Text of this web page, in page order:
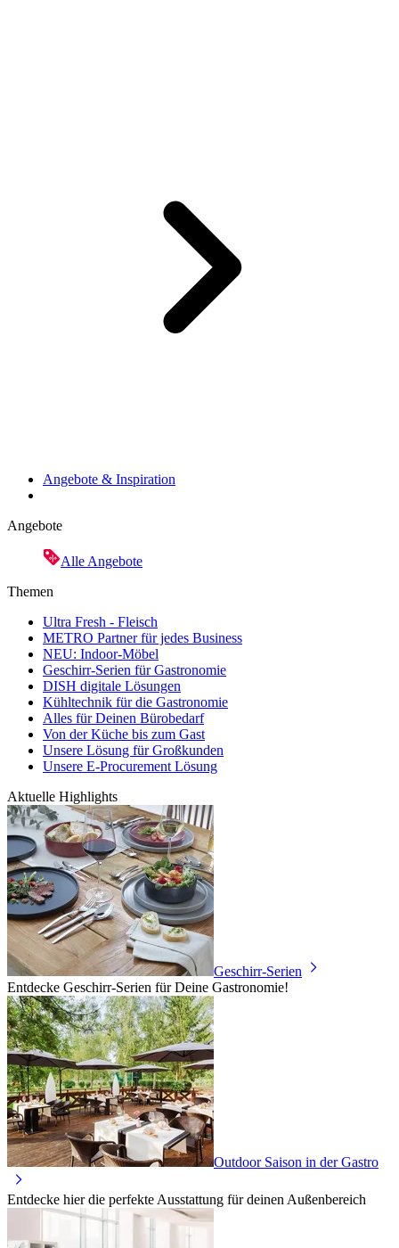
Angebote & Inspiration
Angebote
Alle Angebote
Themen
Ultra Fresh - Fleisch
METRO Partner für jedes Business
NEU: Indoor-Möbel
Geschirr-Serien für Gastronomie
DISH digitale Lösungen
Kühltechnik für die Gastronomie
Alles für Deinen Bürobedarf
Von der Küche bis zum Gast
Unsere Lösung für Großkunden
Unsere E-Procurement Lösung
Aktuelle Highlights
Geschirr-Serien
Entdecke Geschirr-Serien für Deine Gastronomie!
Outdoor Saison in der Gastro
Entdecke hier die perfekte Ausstattung für deinen Außenbereich